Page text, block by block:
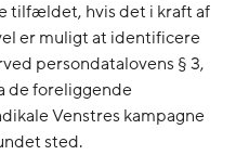
tilfældet, hvis det i kraft af
er muligt at identificere
persondatalovens § 3,
de foreliggende
Venstres kampagne
sted.